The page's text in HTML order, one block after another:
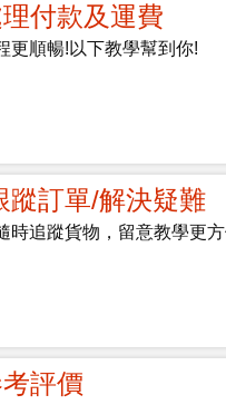
付款及運費
更順暢!以下教學幫到你!
訂單/解決疑難
時追蹤貨物，留意教學更
評價